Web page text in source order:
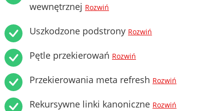
wewnętrznej Rozwiń
Uszkodzone podstrony Rozwiń
Pętle przekierowań Rozwiń
Przekierowania meta refresh Rozwiń
Rekursywne linki kanoniczne Rozwiń